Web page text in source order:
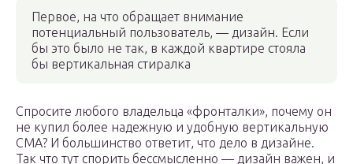
Первое, на что обращает внимание
потенциальный пользователь, — дизайн. Если
бы это было не так, в каждой квартире стояла
бы вертикальная стиралка
Спросите любого владельца «фронталки», почему он
не купил более надежную и удобную вертикальную
СМА? И большинство ответит, что дело в дизайне.
Так что тут спорить бессмысленно — дизайн важен, и